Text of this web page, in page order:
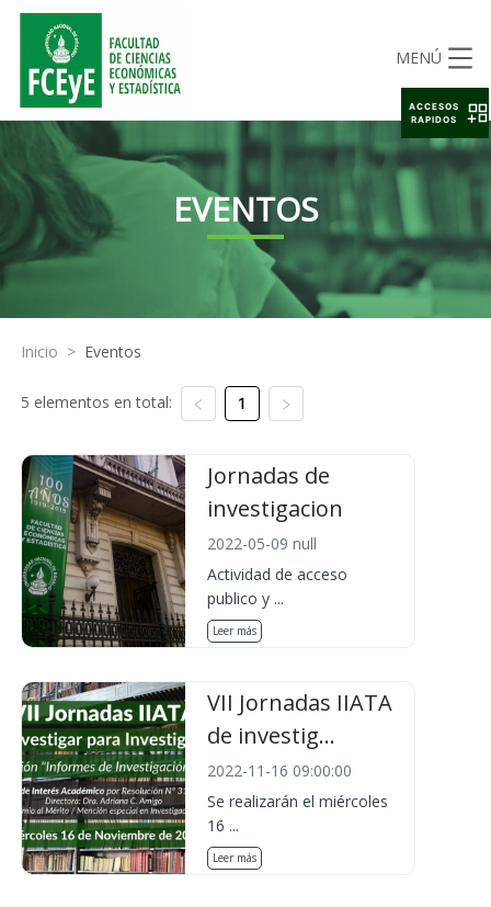
MENÚ
EVENTOS
Inicio > Eventos
5 elementos en total: 1
Jornadas de
investigacion
2022-05-09 null
Actividad de acceso
publico y ...
Leer más
VII Jornadas IIATA
de investig...
2022-11-16 09:00:00
Se realizarán el miércoles
16 ...
Leer más
ACCESOS
RAPIDOS